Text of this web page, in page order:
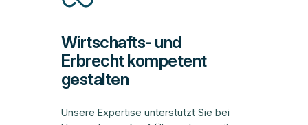
Wirtschafts- und
Erbrecht kompetent
gestalten
Unsere Expertise unterstützt Sie bei